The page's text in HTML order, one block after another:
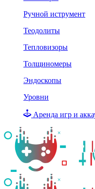
Ручной иструмент
Теодолиты
Тепловизоры
Толщиномеры
Эндоскопы
Уровни
Аренда игр и